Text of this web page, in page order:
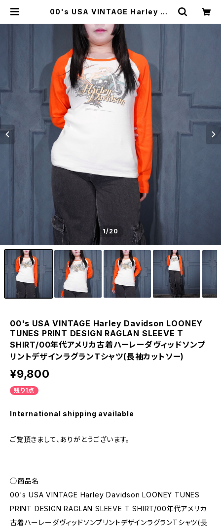
00's USA VINTAGE Harley Da
DESIGN RAGLAN SLEEVE T SH
IRT/00年代アメリカ古着ハーレーダ
ヴィッドソンプリントデザインラグラン
Tシャツ(長袖カットソー) | Titti Vin
tage
1/20
00's USA VINTAGE Harley Davidson LOONEY
TUNES PRINT DESIGN RAGLAN SLEEVE T
SHIRT/00年代アメリカ古着ハーレーダヴィッドソンプ
リントデザインラグランTシャツ(長袖カットソー)
¥9,800
残り1点
International shipping available
ご覧頂きまして、ありがとうございます。
◯商品名
00's USA VINTAGE Harley Davidson LOONEY TUNES
PRINT DESIGN RAGLAN SLEEVE T SHIRT/00年代アメリカ
古着ハーレーダヴィッドソンプリントデザインラグランTシャツ(長